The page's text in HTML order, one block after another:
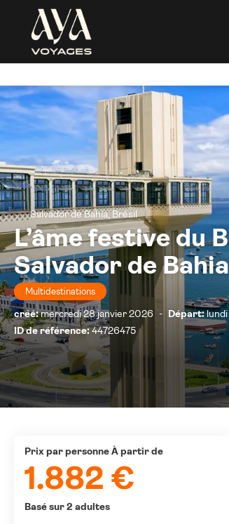
Salvador de Bahía, Brésil
L’âme festive du
Salvador de Bahia
Multidestinations
créé:mercredi 28 janvier 2026 - Départ:
ID de référence:44726475
prix par personne À partir de
1.882 €
Basé sur 2 adultes